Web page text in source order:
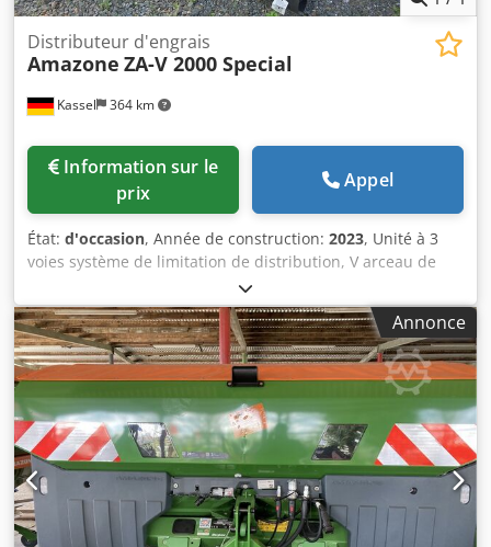
Kassel 364 km
Distributeur d'engrais
Amazone ZA-V 2000 Special
prix
Appel
État: d'occasion, Année de construction: 2023, Unité à 3
voies système de limitation de distribution, V arceau de
protection de tuyau, L affichage mécanique / de position
de l'épandeur ZA-V, rehausse de trémie S 2000,
composants d'installation pour / équipements de base ZA,
prise de force avec embrayage à friction, garde-boue L et
échelles / éclairage LED vers l'arrière. Djdpet Dwibjfx Aidjck
Annonce